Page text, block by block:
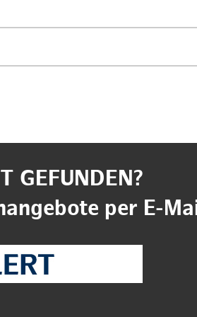
GEFUNDEN?
per E-